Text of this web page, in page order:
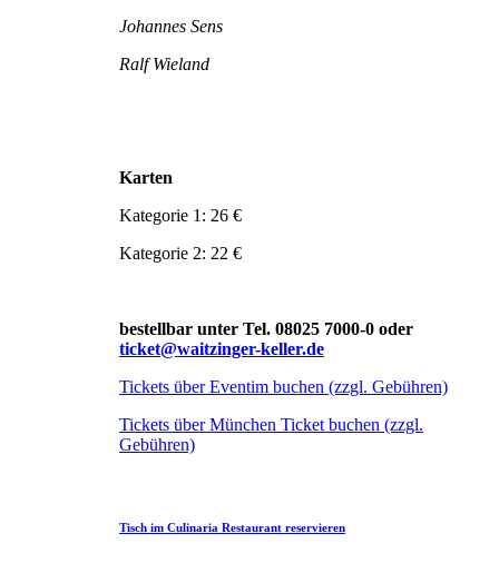
Johannes Sens
Ralf Wieland
Karten
Kategorie 1: 26 €
Kategorie 2: 22 €
bestellbar unter Tel. 08025 7000-0 oder
ticket@waitzinger-keller.de
Tickets über Eventim buchen (zzgl. Gebühren)
Tickets über München Ticket buchen (zzgl.
Gebühren)
Tisch im Culinaria Restaurant reservieren